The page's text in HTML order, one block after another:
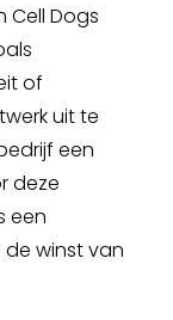
Cell Dogs
of
uit te
een
deze
een
winst van